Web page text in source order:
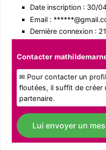
Date inscription : 30/
Email :
Dernière connexion :
Contacter
✉ Pour contacter un
floutées, il suffit de
partenaire.
Lui envoyer un